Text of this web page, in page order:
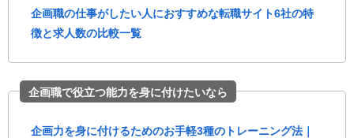
企画職の仕事がしたい人におすすめな転職サイト6社の特
徴と求人数の比較一覧
企画職で役立つ能力を身に付けたいなら
企画力を身に付けるためのお手軽3種のトレーニング法｜